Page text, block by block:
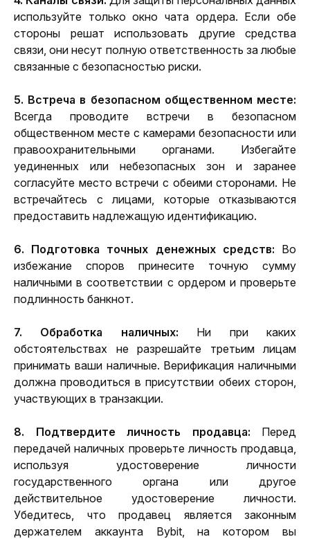
используйте только окно чата ордера. Если обе
стороны решат использовать другие средства
связи, они несут полную ответственность за любые
связанные с безопасностью риски.
5. Встреча в безопасном общественном месте:
Всегда проводите встречи в безопасном
общественном месте с камерами безопасности или
правоохранительными органами. Избегайте
уединенных или небезопасных зон и заранее
согласуйте место встречи с обеими сторонами. Не
встречайтесь с лицами, которые отказываются
предоставить надлежащую идентификацию.
6. Подготовка точных денежных средств: Во
избежание споров принесите точную сумму
наличными в соответствии с ордером и проверьте
подлинность банкнот.
7. Обработка наличных: Ни при каких
обстоятельствах не разрешайте третьим лицам
принимать ваши наличные. Верификация наличными
должна проводиться в присутствии обеих сторон,
участвующих в транзакции.
8. Подтвердите личность продавца: Перед
передачей наличных проверьте личность продавца,
используя удостоверение личности
государственного органа или другое
действительное удостоверение личности.
Убедитесь, что продавец является законным
держателем аккаунта Bybit, на котором вы